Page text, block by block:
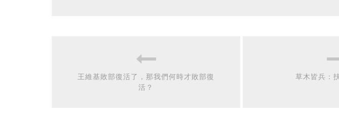
王維基敗部復活了，那我們何時才敗部復
活？
草木皆兵：